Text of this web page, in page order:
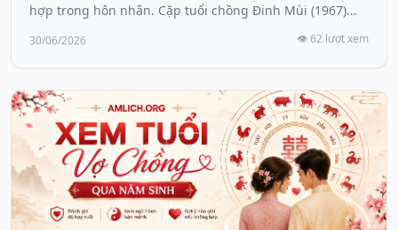
hợp trong hôn nhân. Cặp tuổi chồng Đinh Mùi (1967)...
30/06/2026 👁️ 62 lượt xem